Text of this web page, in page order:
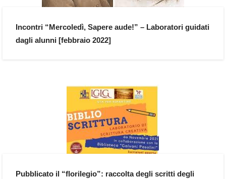
Incontri “Mercoledì, Sapere aude!” – Laboratori guidati
dagli alunni [febbraio 2022]
Pubblicato il “florilegio”: raccolta degli scritti degli